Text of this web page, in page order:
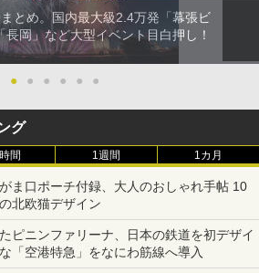
とめ。国内最大級2.4万発「幕張ビ
長岡」など大型イベント目白押し！
● ● ● ● ● ●
グ
間 1週間 1カ月
ま口ポーチ付録、大人のおしゃれ手帖 10
北欧猫デザイン
ピニンファリーナ、日本の鉄道を初デザイ
「空港特急」をなにわ筋線へ導入